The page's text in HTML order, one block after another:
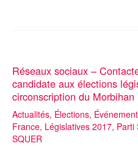
Réseaux sociaux –
candidate aux élections
circonscription du Morbihan
Actualités, Élections,
France, Législatives 2017, Parti
SQUER